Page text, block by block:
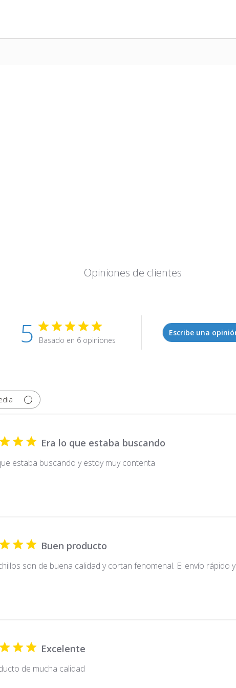
Opiniones de clientes
5 Basado en 6 opiniones
Escribe una
Era lo que estaba buscando
estaba buscando y estoy muy contenta
Buen producto
son de buena calidad y cortan fenomenal. El envío rápido
Excelente
de mucha calidad